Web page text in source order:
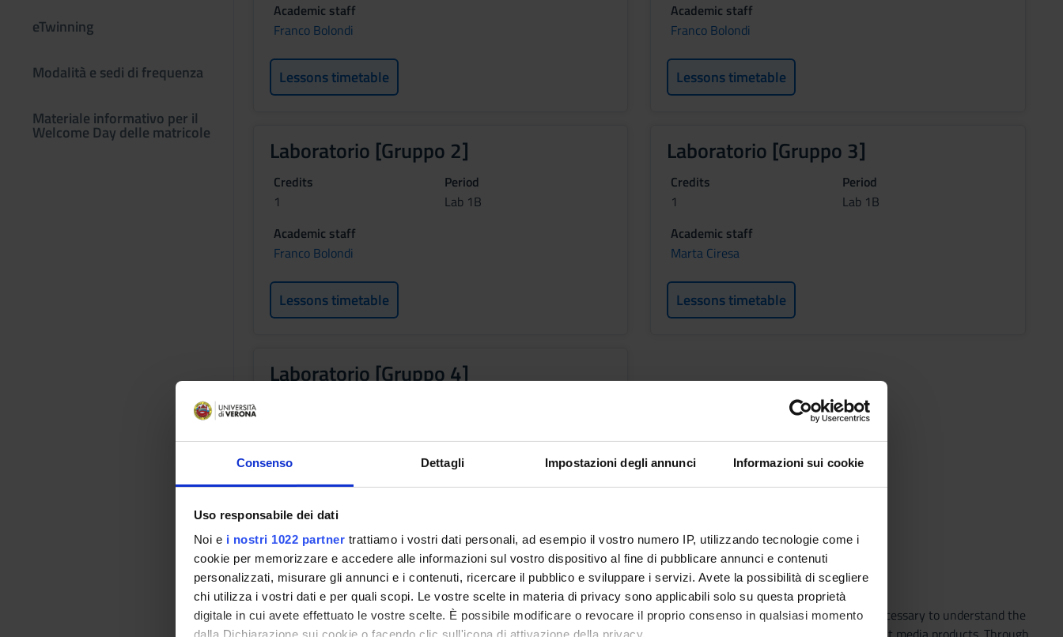
Consenso Dettagli Impostazioni degli annunci Informazioni sui cookie
Uso responsabile dei dati
Noi e i nostri 1022 partner trattiamo i vostri dati personali, ad esempio il vostro numero IP, utilizzando tecnologie come i
cookie per memorizzare e accedere alle informazioni sul vostro dispositivo al fine di pubblicare annunci e contenuti
personalizzati, misurare gli annunci e i contenuti, ricercare il pubblico e sviluppare i servizi. Avete la possibilità di scegliere
chi utilizza i vostri dati e per quali scopi. Le vostre scelte in materia di privacy sono applicabili solo su questa proprietà
digitale in cui avete effettuato le vostre scelte. È possibile modificare o revocare il proprio consenso in qualsiasi momento
eTwinning
Modalità e sedi di frequenza
Materiale informativo per il
Welcome Day delle matricole
Academic staff
Franco Bolondi
Lessons timetable
Academic staff
Franco Bolondi
Lessons timetable
Laboratorio [Gruppo 2]
Credits
1
Period
Lab 1B
Academic staff
Franco Bolondi
Lessons timetable
Laboratorio [Gruppo 3]
Credits
1
Period
Lab 1B
Academic staff
Marta Ciresa
Lessons timetable
Laboratorio [Gruppo 4]
Academic staff
Lessons timetable
Learning objectives
The goal of the course is to make clear the cultural and educational aspects of media education: in order to this, it is necessary to understand the